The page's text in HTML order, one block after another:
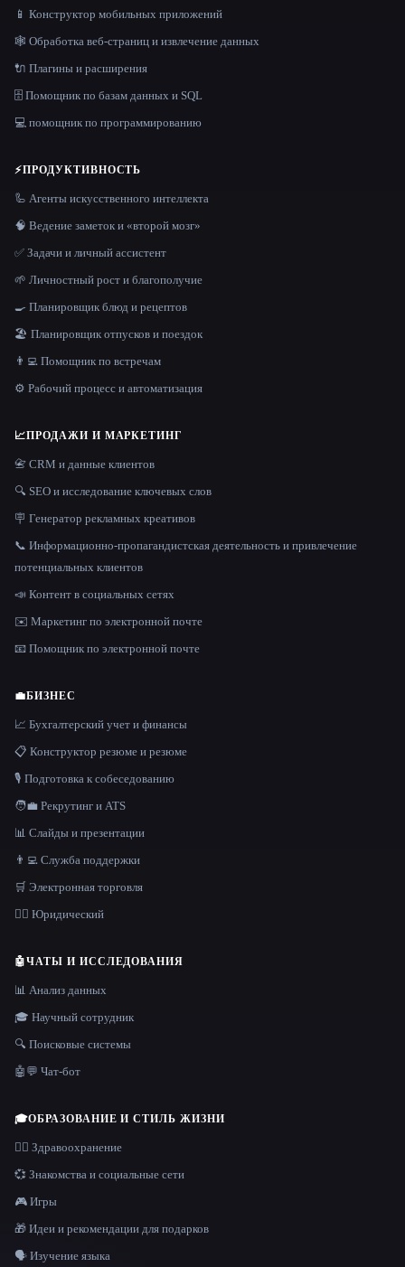
📱 Конструктор мобильных приложений
🕸️ Обработка веб-страниц и извлечение данных
🔌 Плагины и расширения
🗄️ Помощник по базам данных и SQL
💻 помощник по программированию
⚡ПРОДУКТИВНОСТЬ
🦾 Агенты искусственного интеллекта
🧠 Ведение заметок и «второй мозг»
✅ Задачи и личный ассистент
🌱 Личностный рост и благополучие
🍳 Планировщик блюд и рецептов
🏖 Планировщик отпусков и поездок
👨‍💻 Помощник по встречам
⚙️ Рабочий процесс и автоматизация
📈ПРОДАЖИ И МАРКЕТИНГ
📇 CRM и данные клиентов
🔍 SEO и исследование ключевых слов
🪧 Генератор рекламных креативов
📞 Информационно-пропагандистская деятельность и привлечение
потенциальных клиентов
📣 Контент в социальных сетях
✉️ Маркетинг по электронной почте
📧 Помощник по электронной почте
💼БИЗНЕС
📈 Бухгалтерский учет и финансы
📋 Конструктор резюме и резюме
🎙️ Подготовка к собеседованию
🧑‍💼 Рекрутинг и ATS
📊 Слайды и презентации
👨‍💻 Служба поддержки
🛒 Электронная торговля
👩‍⚖️ Юридический
🤖ЧАТЫ И ИССЛЕДОВАНИЯ
📊 Анализ данных
🎓 Научный сотрудник
🔍 Поисковые системы
🤖💬 Чат-бот
🎓ОБРАЗОВАНИЕ И СТИЛЬ ЖИЗНИ
👩‍⚕️ Здравоохранение
💞 Знакомства и социальные сети
🎮 Игры
🎁 Идеи и рекомендации для подарков
🗣️ Изучение языка